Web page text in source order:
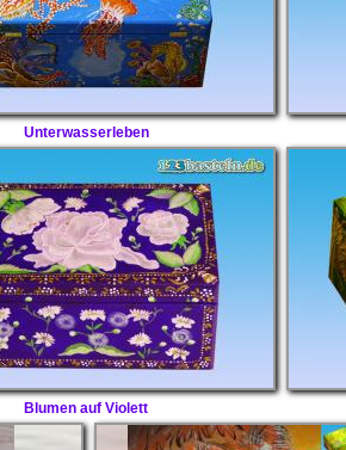
Unterwasserleben
Blumen auf Violett